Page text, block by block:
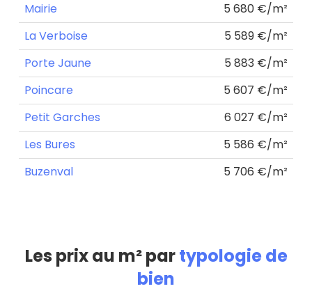
Mairie
5 680 €/m²
La Verboise
5 589 €/m²
Porte Jaune
5 883 €/m²
Poincare
5 607 €/m²
Petit Garches
6 027 €/m²
Les Bures
5 586 €/m²
Buzenval
5 706 €/m²
Les prix au m² partypologie de
bien